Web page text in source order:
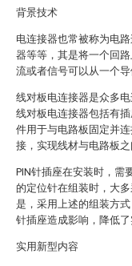
背景技术
电连接器也常被称为电
器等等，其是将一个回
流或者信号可以从一个
线对板电连接器是众多
线对板电连接器包括有
件用于与电路板固定并
接，实现线材与电路板之
PIN针插座在安装时，需
的定位针在组装时，大
是，采用上述的组装方
针插座造成影响，降低了
实用新型内容